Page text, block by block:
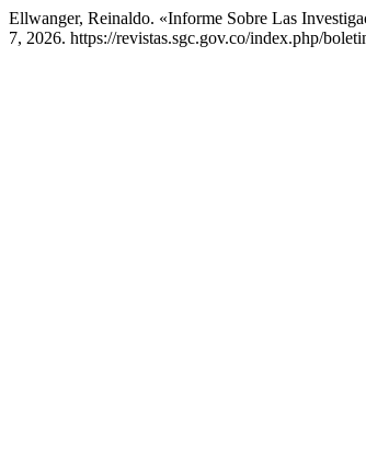
Ellwanger, Reinaldo. «Informe Sobre Las
7, 2026. https://revistas.sgc.gov.co/index.php/